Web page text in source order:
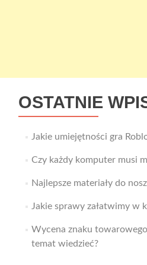
OSTATNIE
Jakie umiejętności gra
Czy każdy komputer musi
Najlepsze materiały do
Jakie sprawy załatwimy w
Wycena znaku
temat wiedzieć?